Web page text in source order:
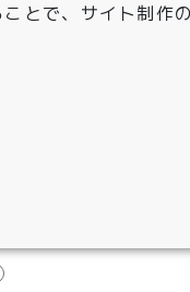
とで、サイト制作